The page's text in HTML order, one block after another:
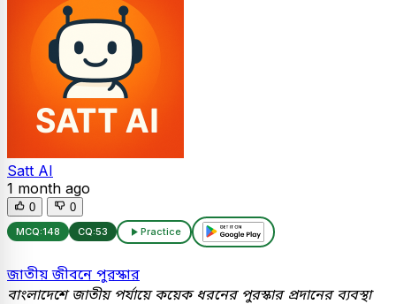
Satt AI
1 month ago
0 0
MCQ:148 CQ:53 Practice
জাতীয় জীবনে পুরস্কার
বাংলাদেশে জাতীয় পর্যায়ে কয়েক ধরনের পুরস্কার প্রদানের ব্যবস্থা